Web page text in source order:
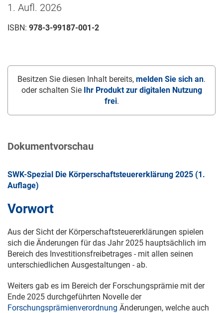
1. Aufl. 2026
ISBN: 978-3-99187-001-2
Besitzen Sie diesen Inhalt bereits, melden Sie sich an.
oder schalten Sie Ihr Produkt zur digitalen Nutzung
frei.
Dokumentvorschau
SWK-Spezial Die Körperschaftsteuererklärung 2025 (1.
Auflage)
Vorwort
Aus der Sicht der Körperschaftsteuererklärungen spielen
sich die Änderungen für das Jahr 2025 hauptsächlich im
Bereich des Investitionsfreibetrages - mit allen seinen
unterschiedlichen Ausgestaltungen - ab.
Weiters gab es im Bereich der Forschungsprämie mit der
Ende 2025 durchgeführten Novelle der
Forschungsprämienverordnung Änderungen, welche auch